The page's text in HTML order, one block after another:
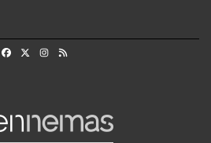
FacebookInstagram